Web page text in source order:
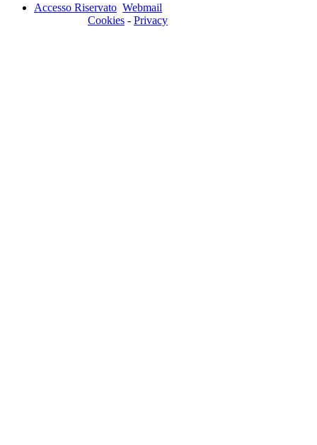
Accesso Riservato Webmail
Cookies - Privacy